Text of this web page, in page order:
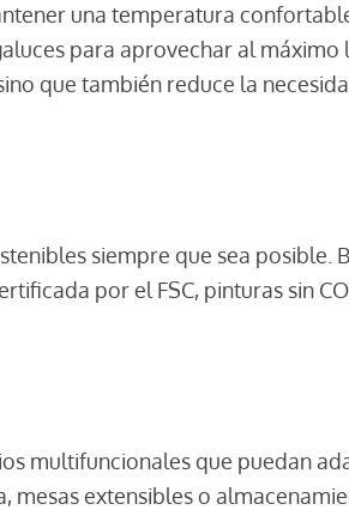
una temperatura
para aprovechar al máximo
que también reduce la
siempre que sea posible.
por el FSC, pinturas sin
multifuncionales que puedan
mesas extensibles o